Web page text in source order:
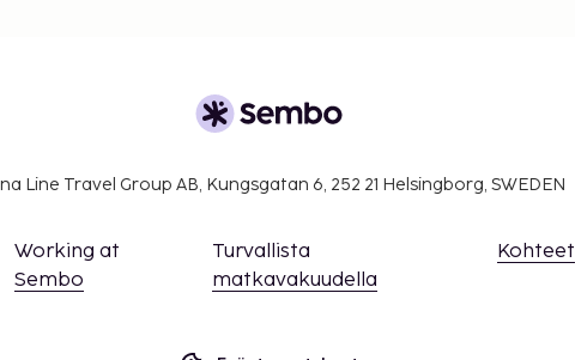
Line Travel Group AB, Kungsgatan 6, 252 21 Helsingborg, SWEDEN
Working at
Sembo
Turvallista
matkavakuudella
Kohteet